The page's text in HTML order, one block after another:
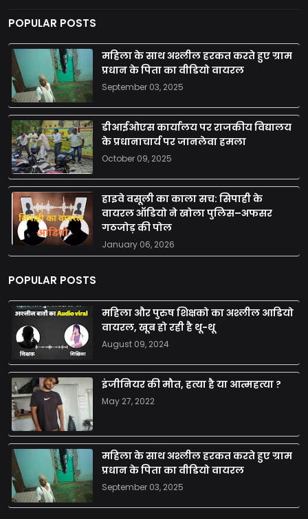
POPULAR POSTS
महिला के साथ अश्लील हरकत करते हुए ग्राम
प्रधान के पिता का वीडियो वायरल
September 03, 2025
डीआईओएस कार्यालय पर राजकीय विद्यालय
के प्रधानाचार्य पर जानलेवा हमला
October 09, 2025
हाइवे वसूली का काला सच: सिपाही के
वायरल ऑडियो ने खोला पुलिस–अफसर
गठजोड़ की पोल
January 06, 2026
POPULAR POSTS
महिला और पुरुष शिक्षको का अश्लील आडियो
वायरल, खूब हो रही है थू-थू
August 09, 2024
इंजीनियर की मौत, हत्या है या आत्महत्या ?
May 27, 2022
महिला के साथ अश्लील हरकत करते हुए ग्राम
प्रधान के पिता का वीडियो वायरल
September 03, 2025